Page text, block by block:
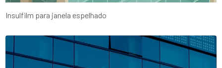
Insulfilm para janela espelhado